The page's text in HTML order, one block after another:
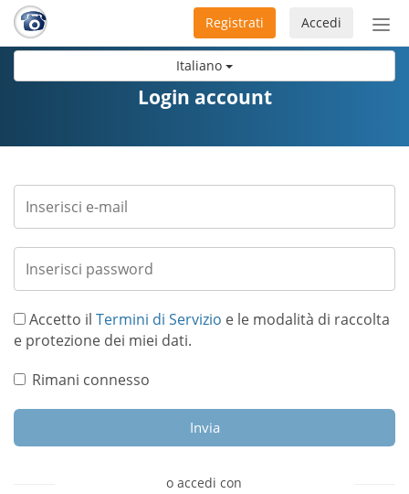
Italiano
Accedi
Registrati
Login account
Accetto il Termini di Servizio e le modalità di raccolta
e protezione dei miei dati.
Rimani connesso
Invia
o accedi con